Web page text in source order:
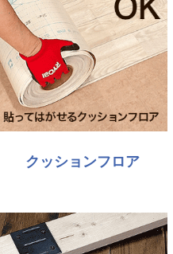
クッションフロア